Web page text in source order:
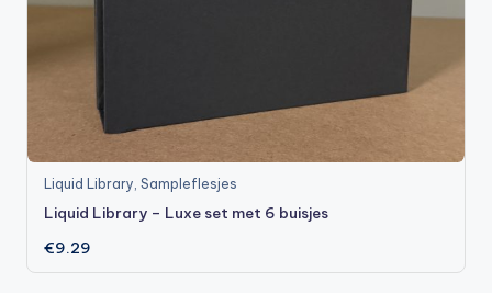
Liquid Library,Sampleflesjes
Liquid Library – Luxe set met 6 buisjes
€9.29